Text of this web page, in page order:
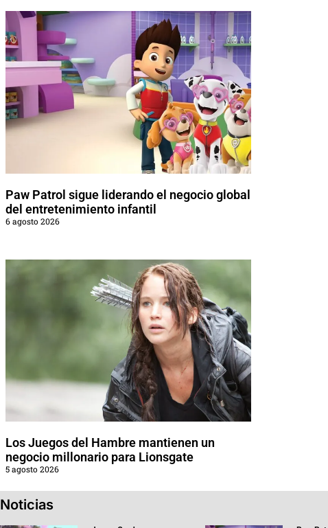
Paw Patrol sigue liderando el negocio global
del entretenimiento infantil
6 agosto 2026
Los Juegos del Hambre mantienen un
negocio millonario para Lionsgate
5 agosto 2026
Noticias